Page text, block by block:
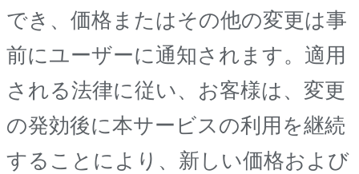
でき、価格またはその他の変更は事
前にユーザーに通知されます。適用
される法律に従い、お客様は、変更
の発効後に本サービスの利用を継続
することにより、新しい価格および